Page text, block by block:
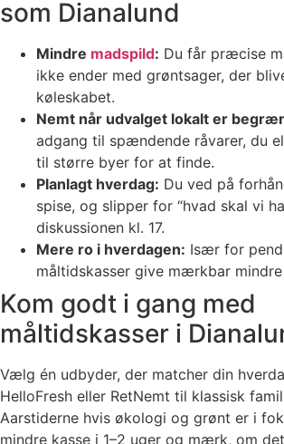
som Dianalund
Mindre madspild: Du får præcise
ikke ender med grøntsager, der
køleskabet.
Nemt når udvalget lokalt er
adgang til spændende råvarer, du
til større byer for at finde.
Planlagt hverdag: Du ved på
spise, og slipper for “hvad skal vi
diskussionen kl. 17.
Mere ro i hverdagen: Især for
måltidskasser give mærkbar mindre
Kom godt i gang med
måltidskasser i
Vælg én udbyder, der matcher din
HelloFresh eller RetNemt til klassisk
Aarstiderne hvis økologi og grønt er i
mindre kasse i 1–2 uger og mærk, om